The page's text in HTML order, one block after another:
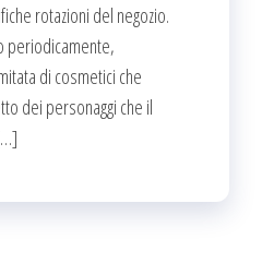
rotazioni del negozio.
periodicamente,
di cosmetici che
dei personaggi che il